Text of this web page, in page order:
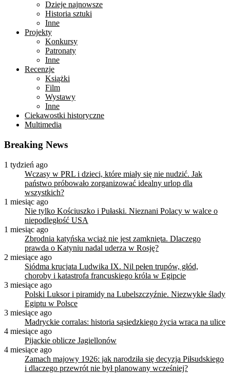
Dzieje najnowsze
Historia sztuki
Inne
Projekty
Konkursy
Patronaty
Inne
Recenzje
Książki
Film
Wystawy
Inne
Ciekawostki historyczne
Multimedia
Breaking News
1 tydzień ago
Wczasy w PRL i dzieci, które miały się nie nudzić. Jak
państwo próbowało zorganizować idealny urlop dla
wszystkich?
1 miesiąc ago
Nie tylko Kościuszko i Pułaski. Nieznani Polacy w walce o
niepodległość USA
1 miesiąc ago
Zbrodnia katyńska wciąż nie jest zamknięta. Dlaczego
prawda o Katyniu nadal uderza w Rosję?
2 miesiące ago
Siódma krucjata Ludwika IX. Nil pełen trupów, głód,
choroby i katastrofa francuskiego króla w Egipcie
3 miesiące ago
Polski Luksor i piramidy na Lubelszczyźnie. Niezwykłe ślady
Egiptu w Polsce
3 miesiące ago
Madryckie corralas: historia sąsiedzkiego życia wraca na ulice
4 miesiące ago
Pijackie oblicze Jagiellonów
4 miesiące ago
Zamach majowy 1926: jak narodziła się decyzja Piłsudskiego
i dlaczego przewrót nie był planowany wcześniej?